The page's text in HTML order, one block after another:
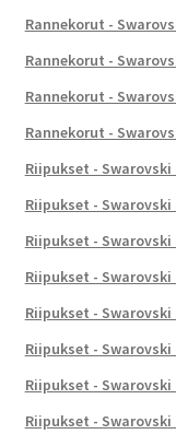
Rannekorut -
Rannekorut -
Rannekorut -
Rannekorut -
Riipukset -
Riipukset -
Riipukset -
Riipukset - Swarovski
Riipukset -
Riipukset -
Riipukset -
Riipukset - Swarovski